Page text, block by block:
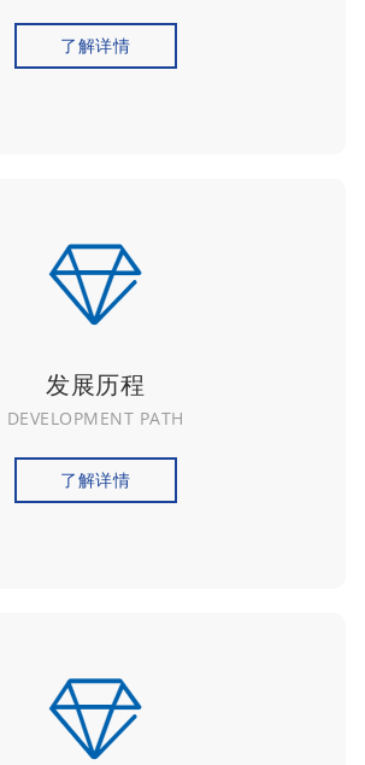
了解详情
发展历程
DEVELOPMENT PATH
了解详情